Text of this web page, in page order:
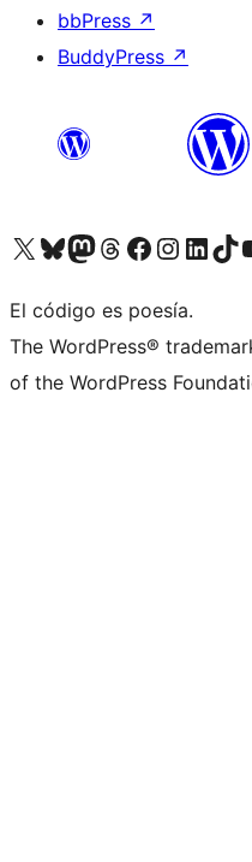
bbPress ↗
BuddyPress ↗
Visit our X (formerly Twitter) account
Visit our Bluesky account
Visit our Mastodon account
Visit our Threads account
Visita nuestra página de
Visita nuestra cuenta
Visita nuestraVisit our
El código es poesía.
The WordPress®
of the WordPress